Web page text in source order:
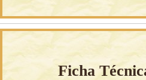
Ficha